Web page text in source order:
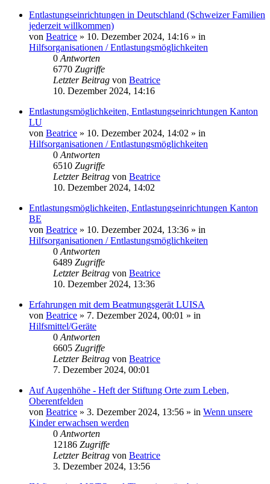
Entlastungseinrichtungen in Deutschland (Schweizer Familien
jederzeit willkommen)
von Beatrice » 10. Dezember 2024, 14:16 » in
Hilfsorganisationen / Entlastungsmöglichkeiten
0 Antworten
6770 Zugriffe
Letzter Beitrag von Beatrice
10. Dezember 2024, 14:16
Entlastungsmöglichkeiten, Entlastungseinrichtungen Kanton
LU
von Beatrice » 10. Dezember 2024, 14:02 » in
Hilfsorganisationen / Entlastungsmöglichkeiten
0 Antworten
6510 Zugriffe
Letzter Beitrag von Beatrice
10. Dezember 2024, 14:02
Entlastungsmöglichkeiten, Entlastungseinrichtungen Kanton
BE
von Beatrice » 10. Dezember 2024, 13:36 » in
Hilfsorganisationen / Entlastungsmöglichkeiten
0 Antworten
6489 Zugriffe
Letzter Beitrag von Beatrice
10. Dezember 2024, 13:36
Erfahrungen mit dem Beatmungsgerät LUISA
von Beatrice » 7. Dezember 2024, 00:01 » in
Hilfsmittel/Geräte
0 Antworten
6605 Zugriffe
Letzter Beitrag von Beatrice
7. Dezember 2024, 00:01
Auf Augenhöhe - Heft der Stiftung Orte zum Leben,
Oberentfelden
von Beatrice » 3. Dezember 2024, 13:56 » in Wenn unsere
Kinder erwachsen werden
0 Antworten
12186 Zugriffe
Letzter Beitrag von Beatrice
3. Dezember 2024, 13:56